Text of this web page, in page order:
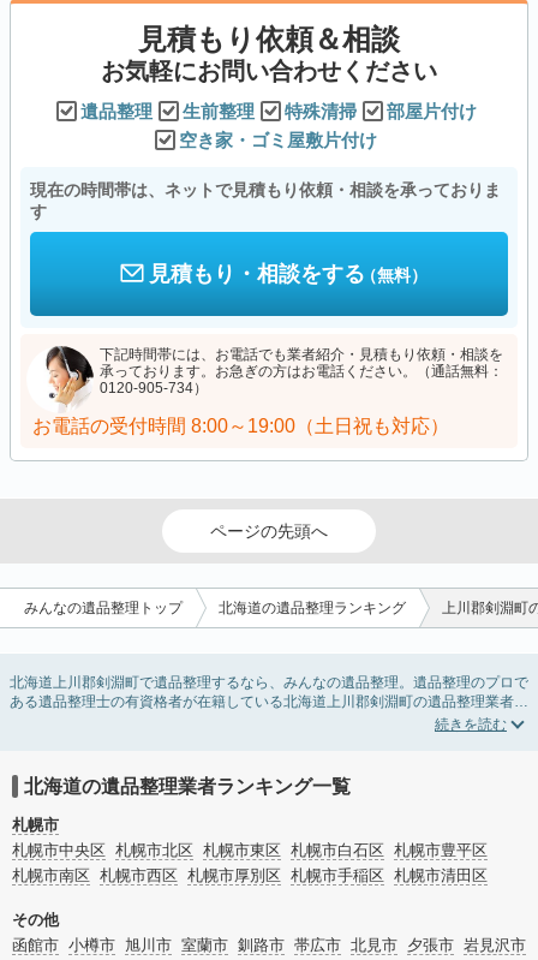
見積もり依頼＆相談
お気軽にお問い合わせください
遺品整理 生前整理 特殊清掃
部屋片付け
空き家・ゴミ屋敷片付け
現在の時間帯は、ネットで見積もり依頼・相談を承っておりま
す
見積もり・相談をする（無料）
下記時間帯には、お電話でも業者紹介・見積もり依頼・相談を
承っております。お急ぎの方はお電話ください。（通話無料：
0120-905-734）
お電話の受付時間 8:00～19:00（土日祝も対応）
ページの先頭へ
みんなの遺品整理トップ 北海道の遺品整理ランキング 上川郡剣淵町
北海道上川郡剣淵町で遺品整理するなら、みんなの遺品整理。遺品整理のプロで
ある遺品整理士の有資格者が在籍している北海道上川郡剣淵町の遺品整理業者が
掲載されています。遺品処分を即日対応してくれる実家の片付け業者や遺品整理
ービスで絞り込み条件を利用し検索してみましょう。
ゴミの処分方法や親の家の遺品整理をはじめる時期などお役立ち情報も豊富なの
で、チェックしてみてください。
北海道の遺品整理業者ランキング一覧
札幌市
札幌市中央区 札幌市北区 札幌市東区 札幌市白石区 札幌市豊平区
札幌市南区 札幌市西区 札幌市厚別区 札幌市手稲区 札幌市清田区
その他
函館市 小樽市 旭川市 室蘭市 釧路市 帯広市 北見市 夕張市 岩見沢市